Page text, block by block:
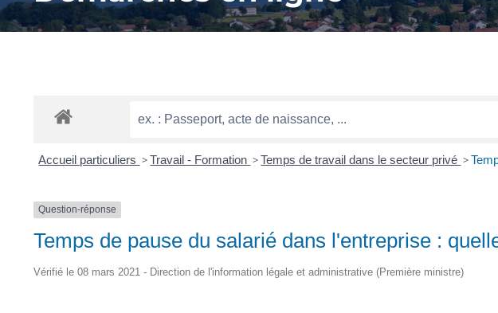
Accueil particuliers > Travail - Formation > Temps de travail dans le secteur privé >
Question-réponse
Temps de pause du salarié dans l'entreprise :
Vérifié le 08 mars 2021 - Direction de l'information légale et administrative (Première ministre)